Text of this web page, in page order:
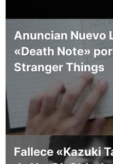
Anuncian Nuevo
«Death Note»
Stranger Things
Fallece «Kazuki